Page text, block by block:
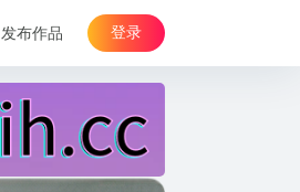
发布作品 登录